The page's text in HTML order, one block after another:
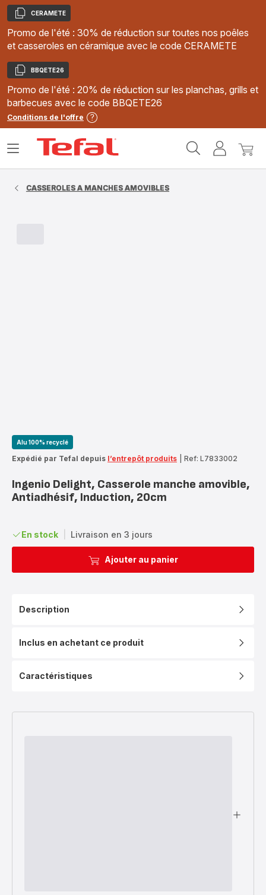
Copier
CERAMETE
Promo de l'été : 30% de réduction sur toutes nos poêles
et casseroles en céramique avec le code CERAMETE
Copier
BBQETE26
Promo de l'été : 20% de réduction sur les planchas, grills et
barbecues avec le code BBQETE26
Conditions de l'offre
MonMon
Ouvrir
CASSEROLES A MANCHES AMOVIBLES
Alu 100% recyclé
Expédié par Tefal depuis l’entrepôt produits Ref: L7833002
Ingenio Delight, Casserole manche amovible,
Antiadhésif, Induction, 20cm
En stock Livraison en 3 jours
Ajouter au panier
Description
Inclus en achetant ce produit
Caractéristiques